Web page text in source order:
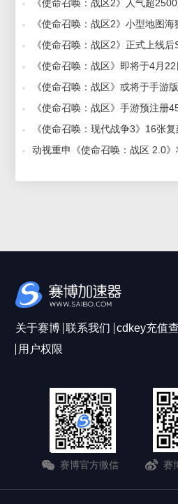
关于赛博 联系我们 cdkey充值
用户权限
赛博官方微信 赛